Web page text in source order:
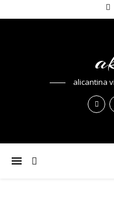
alicantina